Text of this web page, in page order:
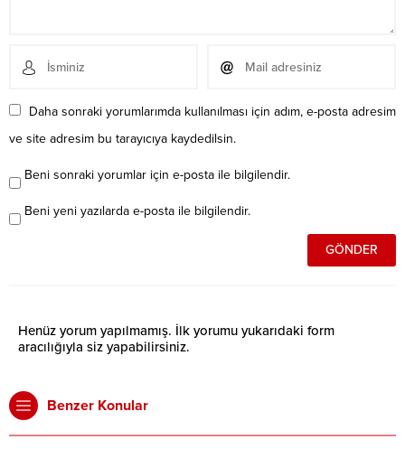
Daha sonraki yorumlarımda kullanılması için adım, e-posta adresim
ve site adresim bu tarayıcıya kaydedilsin.
Beni sonraki yorumlar için e-posta ile bilgilendir.
Beni yeni yazılarda e-posta ile bilgilendir.
Henüz yorum yapılmamış. İlk yorumu yukarıdaki form
aracılığıyla siz yapabilirsiniz.
Benzer Konular